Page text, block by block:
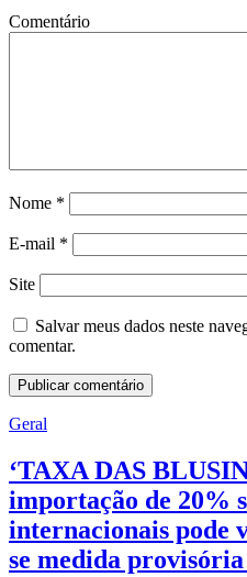
Comentário
Nome *
E-mail *
Site
Salvar meus dados neste
comentar.
Geral
‘TAXA DAS
importação de 20%
internacionais pode
se medida